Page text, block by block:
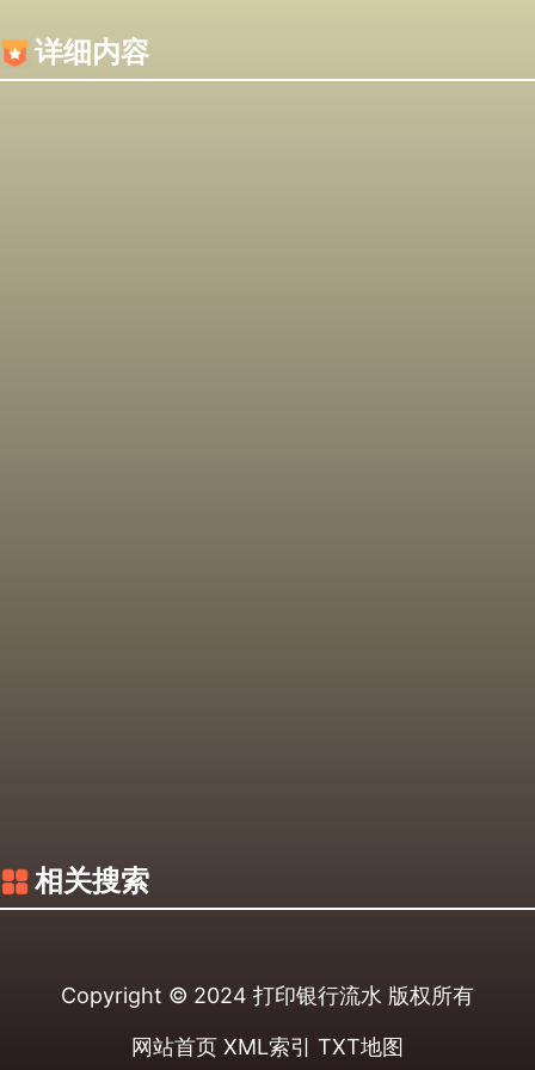
详细内容
相关搜索
Copyright © 2024 打印银行流水 版权所有
网站首页 XML索引 TXT地图